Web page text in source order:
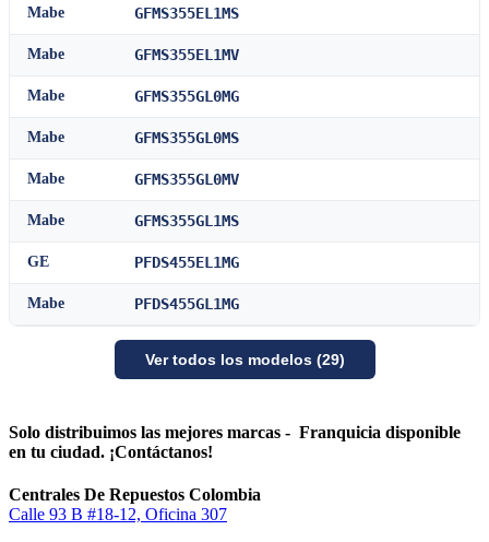
Mabe GFMS355EL1MS
Mabe GFMS355EL1MV
Mabe GFMS355GL0MG
Mabe GFMS355GL0MS
Mabe GFMS355GL0MV
Mabe GFMS355GL1MS
GE PFDS455EL1MG
Mabe PFDS455GL1MG
Ver todos los modelos (29)
Solo distribuimos las mejores marcas - Franquicia disponible
en tu ciudad. ¡Contáctanos!
Centrales De Repuestos Colombia
Calle 93 B #18-12, Oficina 307